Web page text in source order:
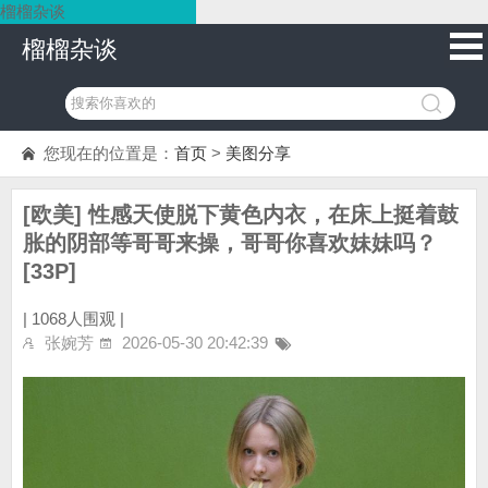
榴榴杂谈
榴榴杂谈
您现在的位置是： 首页 > 美图分享
[欧美] 性感天使脱下黄色内衣，在床上挺着鼓
胀的阴部等哥哥来操，哥哥你喜欢妹妹吗？
[33P]
| 1068人围观 |
张婉芳
2026-05-30 20:42:39